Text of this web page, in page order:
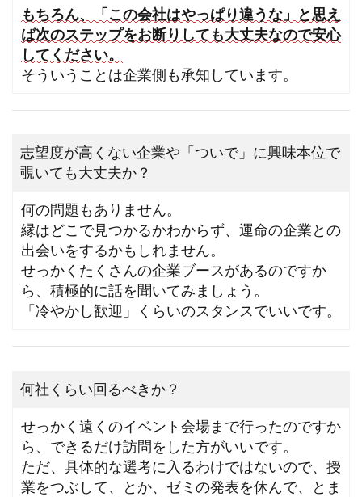
もちろん、「この会社はやっぱり違うな」と思え
ば次のステップをお断りしても大丈夫なので安心
してください。
そういうことは企業側も承知しています。
志望度が高くない企業や「ついで」に興味本位で
覗いても大丈夫か？
何の問題もありません。
縁はどこで見つかるかわからず、運命の企業との
出会いをするかもしれません。
せっかくたくさんの企業ブースがあるのですか
ら、積極的に話を聞いてみましょう。
「冷やかし歓迎」くらいのスタンスでいいです。
何社くらい回るべきか？
せっかく遠くのイベント会場まで行ったのですか
ら、できるだけ訪問をした方がいいです。
ただ、具体的な選考に入るわけではないので、授
業をつぶして、とか、ゼミの発表を休んで、とま